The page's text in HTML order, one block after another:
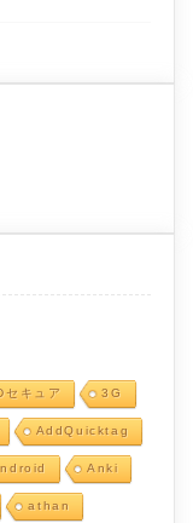
セキュア 3G
AddQuicktag
Anki
athan